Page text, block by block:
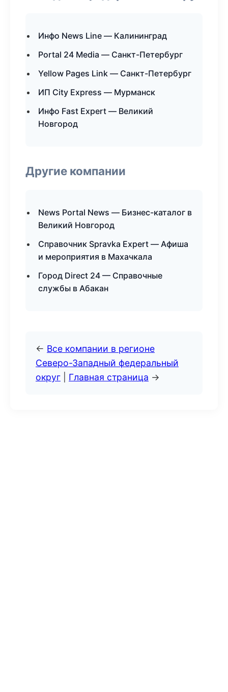
Инфо News Line — Калининград
Portal 24 Media — Санкт-Петербург
Yellow Pages Link — Санкт-Петербург
ИП City Express — Мурманск
Инфо Fast Expert — Великий
Новгород
Другие компании
News Portal News — Бизнес-каталог в
Великий Новгород
Справочник Spravka Expert — Афиша
и мероприятия в Махачкала
Город Direct 24 — Справочные
службы в Абакан
← Все компании в регионе
Северо-Западный федеральный
округ
Главная страница →